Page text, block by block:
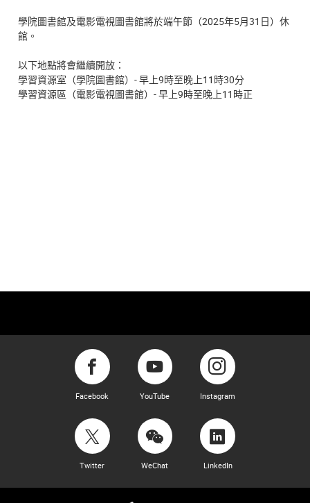
學院圖書館及電影電視圖書館將於端午節（2025年5月31日）休
館。
以下地點將會繼續開放：
學習資源室（學院圖書館）- 早上9時至晚上11時30分
學習資源區（電影電視圖書館）- 早上9時至晚上11時正
Facebook YouTube Instagram
Twitter WeChat LinkedIn